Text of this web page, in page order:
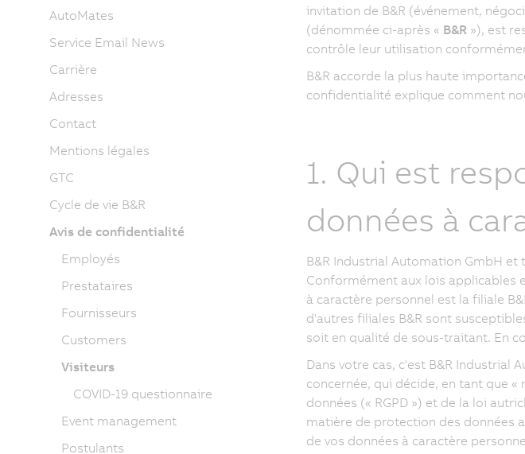
invitation de B&R (événement,
(dénommée ci-après « B&R»), est
contrôle leur utilisation
B&R accorde la plus haute
confidentialité explique comment
1. Qui est
données à
B&R Industrial Automation GmbH et
Conformément aux lois applicables
à caractère personnel est la filiale
d'autres filiales B&R sont
soit en qualité de sous-traitant. En
Dans votre cas, c'est B&R Industrial
concernée, qui décide, en tant que
données (« RGPD ») et de la loi
matière de protection des données
de vos données à caractère
AutoMates
Service Email News
Carrière
Adresses
Contact
Mentions légales
GTC
Cycle de vie B&R
Avis de confidentialité
Employés
Prestataires
Fournisseurs
Customers
Visiteurs
COVID-19 questionnaire
Event management
Postulants